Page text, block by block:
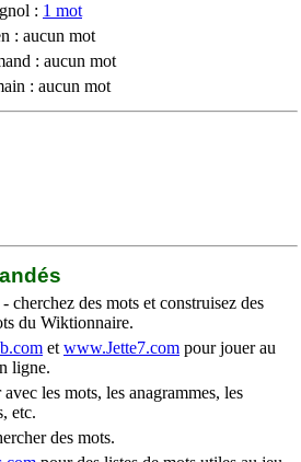
: 1 mot
: aucun mot
: aucun mot
: aucun mot
- cherchez des mots et construisez des
du Wiktionnaire.
et www.Jette7.com pour jouer au
ligne.
les mots, les anagrammes, les
etc.
des mots.